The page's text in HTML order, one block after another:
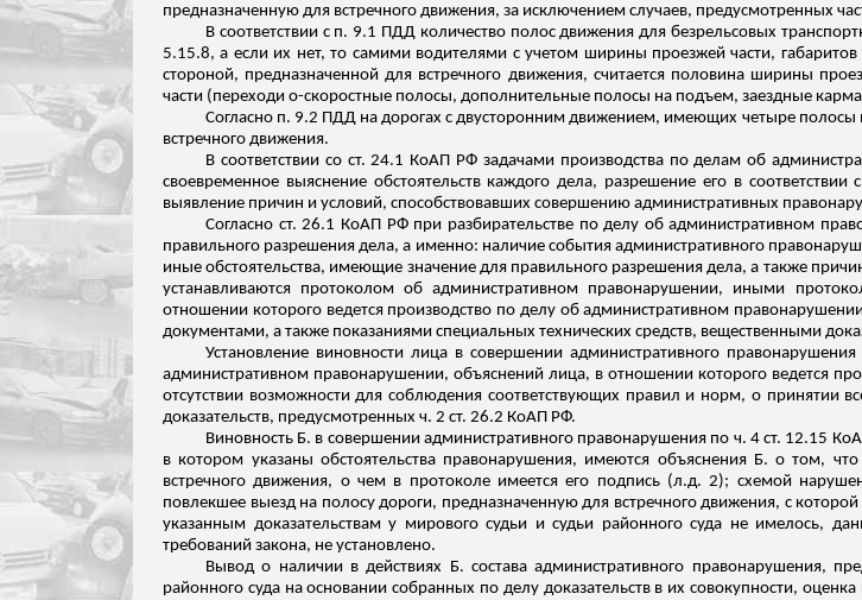
предназначенную для встречного движения, за исключением случаев, предусмотренных
В соответствии с п. 9.1 ПДД количество полос движения для безрельсовых
5.15.8, а если их нет, то самими водителями с учетом ширины проезжей части,
стороной, предназначенной для встречного движения, считается половина ширины
части (переходи о-скоростные полосы, дополнительные полосы на подъем, заездные
Согласно п. 9.2 ПДД на дорогах с двусторонним движением, имеющих четыре полосы
встречного движения.
В соответствии со ст. 24.1 КоАП РФ задачами производства по делам об
своевременное выяснение обстоятельств каждого дела, разрешение его в
выявление причин и условий, способствовавших совершению административных
Согласно ст. 26.1 КоАП РФ при разбирательстве по делу об административном
правильного разрешения дела, а именно: наличие события административного
иные обстоятельства, имеющие значение для правильного разрешения дела, а также
устанавливаются протоколом об административном правонарушении, иными
отношении которого ведется производство по делу об административном
документами, а также показаниями специальных технических средств, вещественными
Установление виновности лица в совершении административного
административном правонарушении, объяснений лица, в отношении которого ведется
отсутствии возможности для соблюдения соответствующих правил и норм, о принятии
доказательств, предусмотренных ч. 2 ст. 26.2 КоАП РФ.
Виновность Б. в совершении административного правонарушения по ч. 4 ст. 12.15
в котором указаны обстоятельства правонарушения, имеются объяснения Б. о том,
встречного движения, о чем в протоколе имеется его подпись (л.д. 2); схемой
повлекшее выезд на полосу дороги, предназначенную для встречного движения, с
указанным доказательствам у мирового судьи и судьи районного суда не имелось,
требований закона, не установлено.
Вывод о наличии в действиях Б. состава административного правонарушения,
районного суда на основании собранных по делу доказательств в их совокупности,